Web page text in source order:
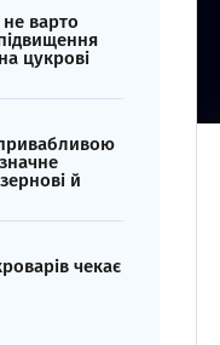
варто
цукрові
й
чекає